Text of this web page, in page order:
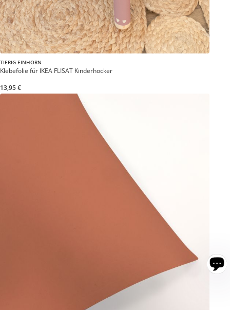
TIERIG EINHORN
Klebefolie für IKEA FLISAT Kinderhocker
13,95 €